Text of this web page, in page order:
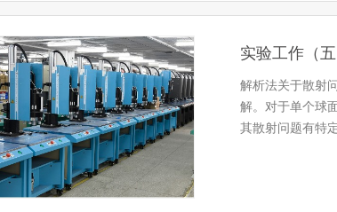
实验工作（五
解析法关于散射
解。对于单个球
其散射问题有特